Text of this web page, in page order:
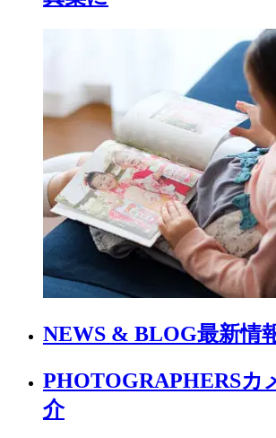
NEWS & BLOG最新情
PHOTOGRAPHERSカ
介